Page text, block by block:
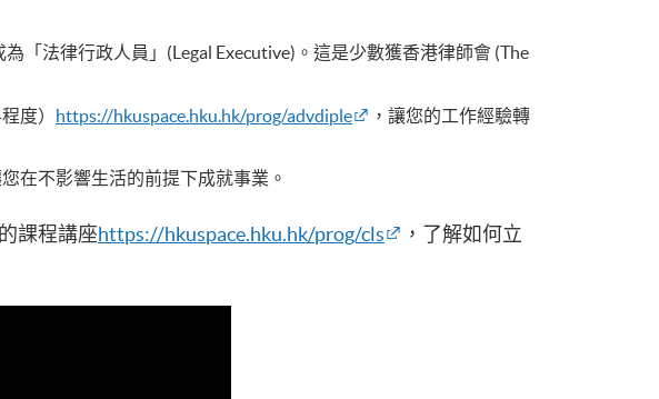
「法律行政人員」(Legal Executive)。這是少數獲香港律師會 (The
度） https://hkuspace.hku.hk/prog/advdiple
，讓您的工作經驗轉
在不影響生活的前提下成就事業。
課程講座https://hkuspace.hku.hk/prog/cls
，了解如何立